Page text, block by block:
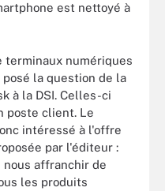
est nettoyé à
terminaux numériques
la question de la
à la DSI. Celles-ci
poste client. Le
intéressé à l'offre
par l'éditeur :
affranchir de
les produits